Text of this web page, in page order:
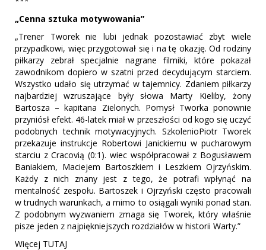
„Cenna sztuka motywowania”
„Trener Tworek nie lubi jednak pozostawiać zbyt wiele
przypadkowi, więc przygotował się i na tę okazję. Od rodziny
piłkarzy zebrał specjalnie nagrane filmiki, które pokazał
zawodnikom dopiero w szatni przed decydującym starciem.
Wszystko udało się utrzymać w tajemnicy. Zdaniem piłkarzy
najbardziej wzruszające były słowa Marty Kieliby, żony
Bartosza – kapitana Zielonych. Pomysł Tworka ponownie
przyniósł efekt. 46-latek miał w przeszłości od kogo się uczyć
podobnych technik motywacyjnych. SzkolenioPiotr Tworek
przekazuje instrukcje Robertowi Janickiemu w pucharowym
starciu z Cracovią (0:1). wiec współpracował z Bogusławem
Baniakiem, Maciejem Bartoszkiem i Leszkiem Ojrzyńskim.
Każdy z nich znany jest z tego, że potrafi wpłynąć na
mentalność zespołu. Bartoszek i Ojrzyński często pracowali
w trudnych warunkach, a mimo to osiągali wyniki ponad stan.
Z podobnym wyzwaniem zmaga się Tworek, który właśnie
pisze jeden z najpiękniejszych rozdziałów w historii Warty.”
Więcej TUTAJ